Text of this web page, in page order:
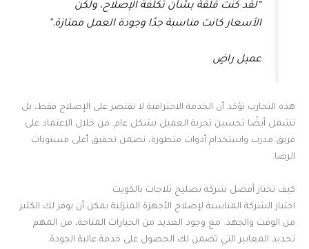
“لقد كنت قلقة بشأن تكلفة الإصلاح، ولكن
الأسعار كانت مناسبة جدًا وجودة العمل ممتازة.”
عميل راضٍ
هذه التجارب تؤكد أن الخدمة الاحترافية لا تقتصر على الإصلاح فقط، بل
تشمل أيضًا تحسين تجربة العميل بشكل عام. من خلال الاعتماد على
فريق مدرب واستخدام أدوات متطورة، نضمن تحقيق أعلى مستويات
الرضا.
كيف تختار أفضل شركة تصليح ثلاجات بالكويت
اختيار الشركة المناسبة لإصلاح الأجهزة المنزلية يمكن أن يوفر لك الكثير
من الوقت والجهد. مع وجود العديد من الخيارات المتاحة، من المهم
تحديد المعايير التي تضمن لك الحصول على خدمة عالية الجودة.